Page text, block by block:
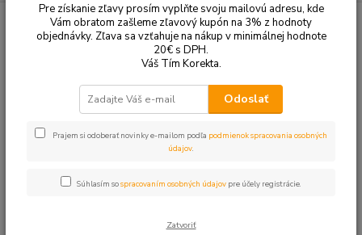
Tonery a náplne do tlačiarní EPSON Stylus Office B40W
Stylus Office B40W
Upresniť parametre
Najdrahšie
Zobrazujem 1-4 z 4
Pre získanie zľavy prosím vyplňte svoju mailovú adresu, kde
Vám obratom zašleme zľavový kupón na 3% z hodnoty
objednávky. Zľava sa vzťahuje na nákup v minimálnej hodnote
20€ s DPH.
Váš Tím Korekta.
Odoslať
Prajem si odoberať novinky e-mailom podľa podmienok spracovania osobných
údajov.
Súhlasím sospracovaním osobných údajov pre účely registrácie.
Zatvoriť